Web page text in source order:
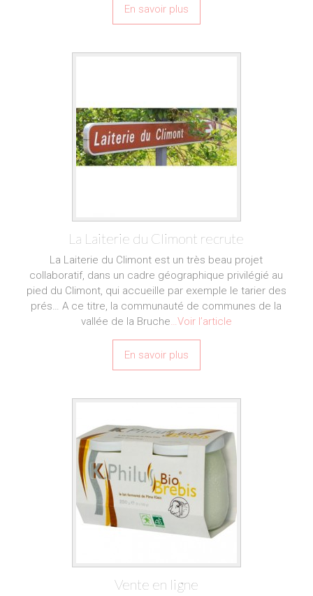
En savoir plus
La Laiterie du Climont recrute
La Laiterie du Climont est un très beau projet
collaboratif, dans un cadre géographique privilégié au
pied du Climont, qui accueille par exemple le tarier des
prés… A ce titre, la communauté de communes de la
vallée de la Bruche …Voir l’article
En savoir plus
Vente en ligne